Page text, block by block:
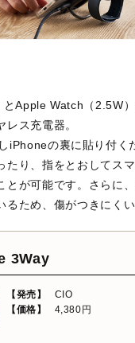
Apple Watch（2.5W
レス充電器。
iPhoneの裏に貼り付く
たり、指をとおしてス
とが可能です。さらに
るため、傷がつきにくい
3Way
【発売】
CIO
【価格】
4,380円